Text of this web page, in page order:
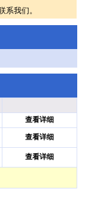
系我们。
查看详细
查看详细
查看详细